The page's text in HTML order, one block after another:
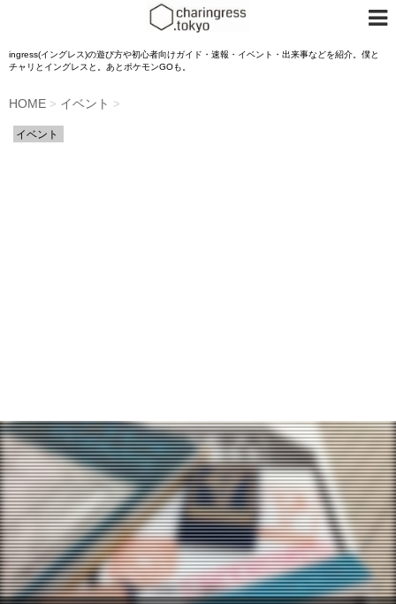
ingress(イングレス)の遊び方や初心者向けガイド・速報・イベント・出来事などを紹介。僕と
チャリとイングレスと。あとポケモンGOも。
HOME > イベント >
イベント